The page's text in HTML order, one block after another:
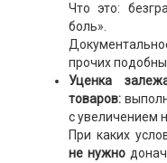
Что это:
боль».
прочих
Уценка
товаров:
с увеличением
При каких
не нужно